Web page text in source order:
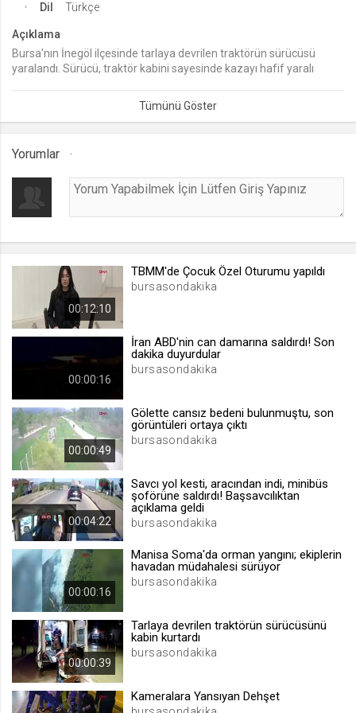
.web.tv
Seçilen dil tercihini tutmak
1 ay
Oturum verisini tutmak
1 gün
[hash]
.web.tv
Oturum doğrulama verisi
channelCategories
.web.tv
1 yıl
.web.tv
İsimsiz ziyaretçi için site içeriği
beğenme
voteDislike*
İsimsiz ziyaretçi için site içeriği
beğenmeme
1 ay
Dil Türkçe
Açıklama
Bursa'nın İnegöl ilçesinde tarlaya devrilen traktörün sürücüsü
yaralandı. Sürücü, traktör kabini sayesinde kazayı hafif yaralı
Yorumlar
00:12:10
TBMM'de Çocuk Özel Oturumu yapıldı
bursasondakika
00:00:16
İran ABD'nin can damarına saldırdı! Son
dakika duyurdular
bursasondakika
00:00:49
Gölette cansız bedeni bulunmuştu, son
görüntüleri ortaya çıktı
bursasondakika
00:04:22
Savcı yol kesti, aracından indi, minibüs
şoförüne saldırdı! Başsavcılıktan
açıklama geldi
bursasondakika
00:00:16
Manisa Soma'da orman yangını; ekiplerin
havadan müdahalesi sürüyor
bursasondakika
00:00:39
Tarlaya devrilen traktörün sürücüsünü
kabin kurtardı
bursasondakika
Kameralara Yansıyan Dehşet